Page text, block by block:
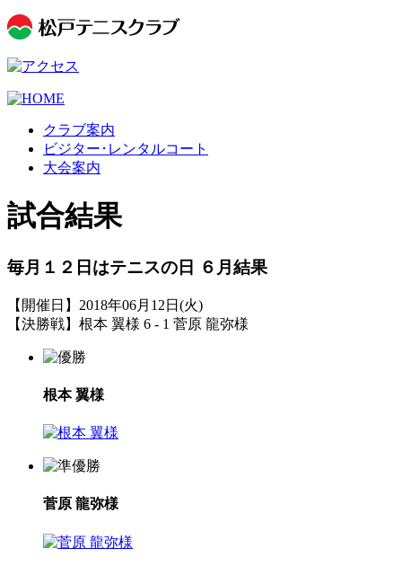
クラブ案内
ビジター･レンタルコート
大会案内
試合結果
毎月１２日はテニスの日 ６月結果
【開催日】2018年06月12日(火)
【決勝戦】根本 翼様 6 - 1 菅原 龍弥様
根本 翼様
菅原 龍弥様